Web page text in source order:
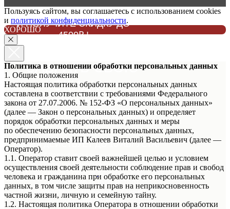
ЗАПИШИТЕСЬ НА ПРИМЕРКУ
И ПОЛУЧИТЕ СКИДКУ ДО
4500₽ !
ЗАБРАТЬ СВОЮ
СКИДКУ!
ЗАПИШИТЕСЬ НА ПРИМЕРКУ
И ПОЛУЧИТЕ СКИДКУ ДО 4500₽!
АКЦИЯ ДЕЙСТВУЕТ ДО 10 АВГУСТА!
* Подробности акции уточняйте у
Стилистов Консультантов Магазина!
Мы находимся в г.Уфа ул. 50-летия октября д.18
Режим работы с 10:00 до 21:00
* Подробности акции уточняйте у Стилистов
Консультантов Магазина!
Пользуясь сайтом, вы соглашаетесь с использованием cookies
и политикой конфиденциальности.
ХОРОШО
Политика в отношении обработки персональных данных
1. Общие положения
Настоящая политика обработки персональных данных
составлена в соответствии с требованиями Федерального
закона от 27.07.2006. № 152-ФЗ «О персональных данных»
(далее — Закон о персональных данных) и определяет
порядок обработки персональных данных и меры
по обеспечению безопасности персональных данных,
предпринимаемые ИП Калеев Виталий Васильевич (далее —
Оператор).
1.1. Оператор ставит своей важнейшей целью и условием
осуществления своей деятельности соблюдение прав и свобод
человека и гражданина при обработке его персональных
данных, в том числе защиты прав на неприкосновенность
частной жизни, личную и семейную тайну.
1.2. Настоящая политика Оператора в отношении обработки